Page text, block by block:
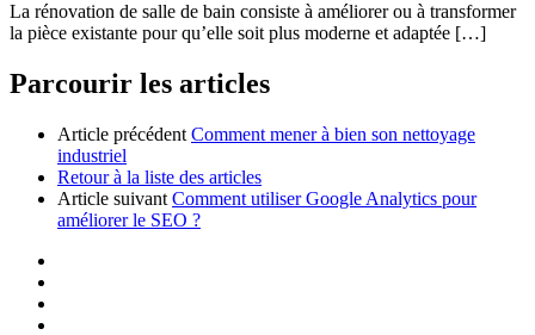
La rénovation de salle de bain consiste à améliorer ou à transformer
la pièce existante pour qu’elle soit plus moderne et adaptée […]
Parcourir les articles
Article précédent Comment mener à bien son nettoyage
industriel
Retour à la liste des articles
Article suivant Comment utiliser Google Analytics pour
améliorer le SEO ?